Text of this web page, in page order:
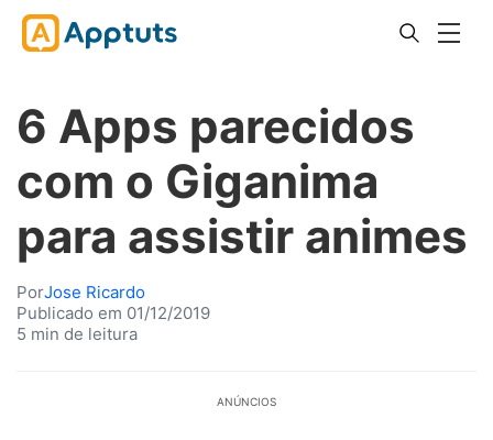
6 Apps parecidos
com o Giganima
para assistir animes
PorJose Ricardo
Publicado em 01/12/2019
5 min de leitura
ANÚNCIOS